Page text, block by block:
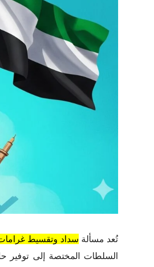
تُعد مسألة سداد وتقسيط غرامات
السلطات المختصة إلى توفير